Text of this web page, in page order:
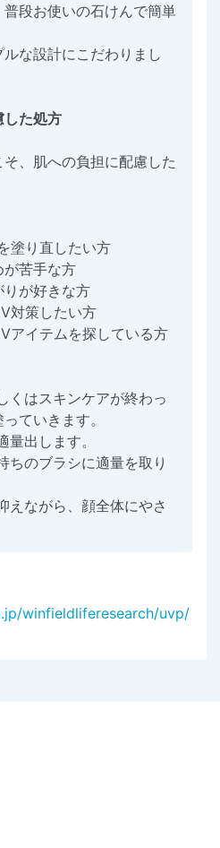
段お使いの石けんで簡単
な設計にこだわりまし
した処方
、肌への負担に配慮した
塗り直したい方
が苦手な方
りが好きな方
対策したい方
アイテムを探している方
はスキンケアが終わっ
ていきます。
出します。
のブラシに適量を取り
ながら、顔全体にやさ
winfieldliferesearch/uvp/